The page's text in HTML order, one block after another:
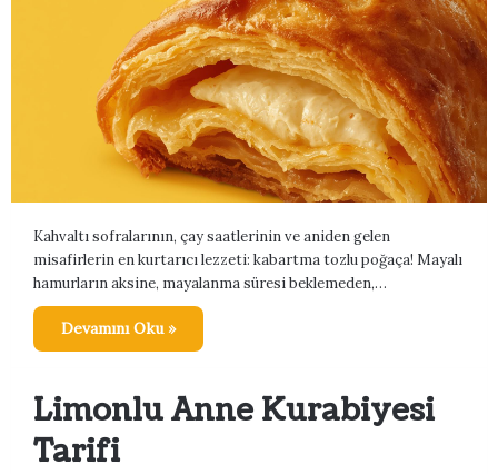
Kahvaltı sofralarının, çay saatlerinin ve aniden gelen
misafirlerin en kurtarıcı lezzeti: kabartma tozlu poğaça! Mayalı
hamurların aksine, mayalanma süresi beklemeden,…
Devamını Oku »
Limonlu Anne Kurabiyesi
Tarifi